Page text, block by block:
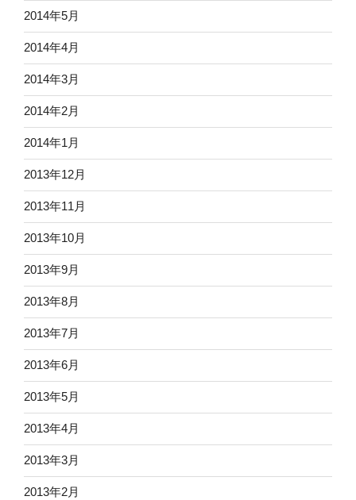
2014年5月
2014年4月
2014年3月
2014年2月
2014年1月
2013年12月
2013年11月
2013年10月
2013年9月
2013年8月
2013年7月
2013年6月
2013年5月
2013年4月
2013年3月
2013年2月